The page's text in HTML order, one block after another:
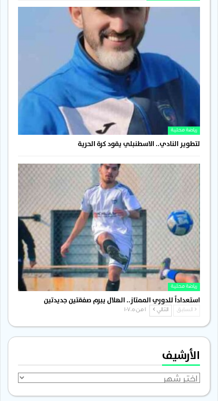
رياضة محلية
لتطوير النادي.. الاسطنبلي يقود كرة الحرية
رياضة محلية
استعداداً للدوري الممتاز.. الهلال يبرم صفقتين جديدتين
السابق التالي
الأرشيف
الأرشيف